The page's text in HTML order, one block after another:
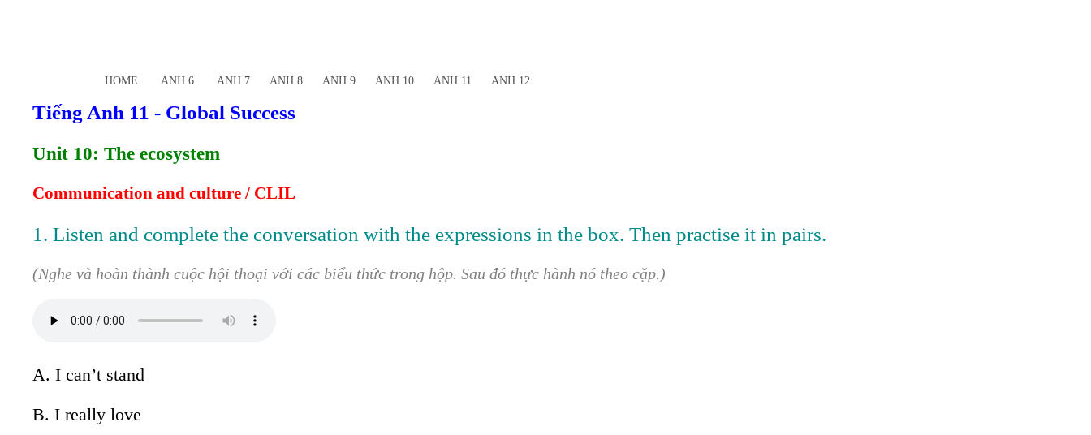
HOME ANH 6 ANH 7 ANH 8 ANH 9 ANH 10 ANH 11 ANH 12
Tiếng Anh 11 - Global Success
Unit 10: The ecosystem
Communication and culture / CLIL
1. Listen and complete the conversation with the expressions in the box. Then practise it in pairs.
(Nghe và hoàn thành cuộc hội thoại với các biểu thức trong hộp. Sau đó thực hành nó theo cặp.)
A. I can’t stand
B. I really love